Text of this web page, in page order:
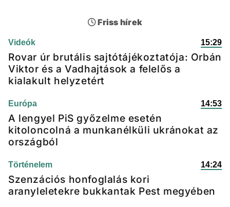
Friss hírek
Videók 15:29
Rovar úr brutális sajtótájékoztatója: Orbán
Viktor és a Vadhajtások a felelős a
kialakult helyzetért
Európa 14:53
A lengyel PiS győzelme esetén
kitoloncolná a munkanélküli ukránokat az
országból
Történelem 14:24
Szenzációs honfoglalás kori
aranyleletekre bukkantak Pest megyében